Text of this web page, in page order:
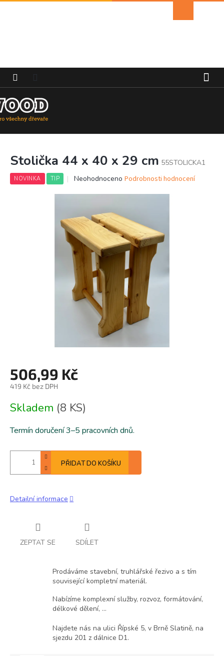
Přejít
košík
Stolička 44 x 40 x 29 cm 55STOLICKA1
NOVINKA TIP
Průměrné
produktu
0,0
z
5
hvězdiček.
Neohodnoceno Podrobnosti hodnocení
506,99 Kč
419 Kč bez DPH
cena:
Skladem (8 KS)
Termín doručení 3–5 pracovních dnů.
PŘIDAT DO KOŠÍKU
Detailní informace
ZEPTAT SE SDÍLET
Prodáváme stavební, truhlářské řezivo a s tím
související kompletní materiál.
Nabízíme komplexní služby, rozvoz, formátování,
délkové dělení, ...
Najdete nás na ulici Řípské 5, v Brně Slatině, na
sjezdu 201 z dálnice D1.